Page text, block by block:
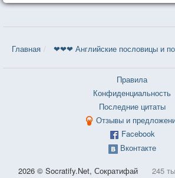
Главная ❤❤❤ Английские пословицы и
Правила
Конфиденциальность
Последние цитаты
Отзывы и
Facebook
Вконтакте
2026 © Socratify.Net, Сократифай 245